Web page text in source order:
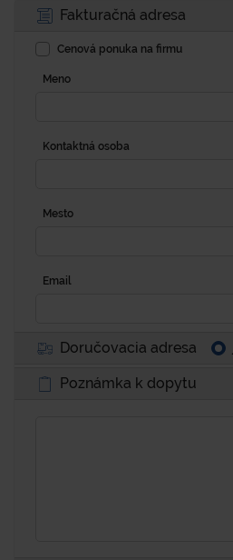
Fakturačná adresa
Cenová ponuka na firmu
Meno
Kontaktná osoba
Mesto
Email
Doručovacia adresa
Poznámka k dopytu